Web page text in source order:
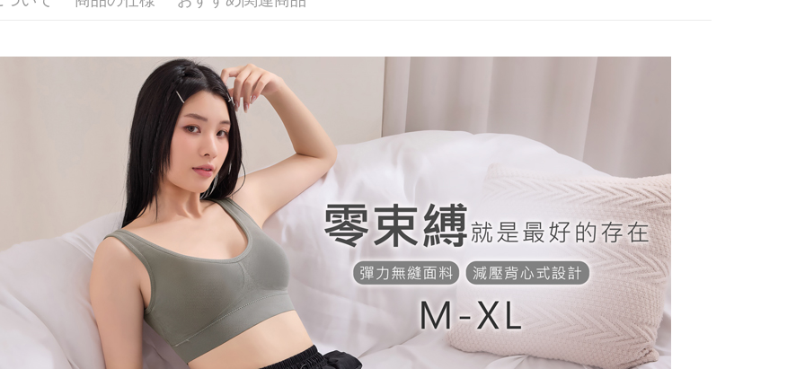
これに限らない）は、AFTEEに渡され当サービスで必要な範囲内で利用
されます。AFTEEの個人情報の収集、処理、利用について、詳細は
AFTEE公式ホームページの『個人情報の収集、処理及び利用に関する声
明』をご参照ください（https://aftee.tw/privacypolicy/
AFTEEの初回ご利用の際に、審査を通過すれば、最高額がNT$10,000に
なります。支払い期限を過ぎた場合、その金額に基づいて年利20%の遅
延滞納金が加算されます。未成年の利用者は、事前に法定代理人または
後見人の同意を得ればAFTEEをご利用いただけます。
個人情報の処理、利用について疑問がある、または関連する法律の権利
を行使したい場合は、ネットプロテクションズ
cs_tw@netprotections.co.jpにご連絡ください。上記に示した個人情報
を、必要な購入注文書とあわせてAFTEEにご提供いただく、または
AFTEEにあなたの個人情報の収集、処理、利用を許可することににご同
意いただけない場合は、当サービスを選択しないでください。
7-11取貨(快速到店)
配送毎にNT$90
黑貓貨到付款
配送毎にNT$120
國家/地區配送 送料を確認